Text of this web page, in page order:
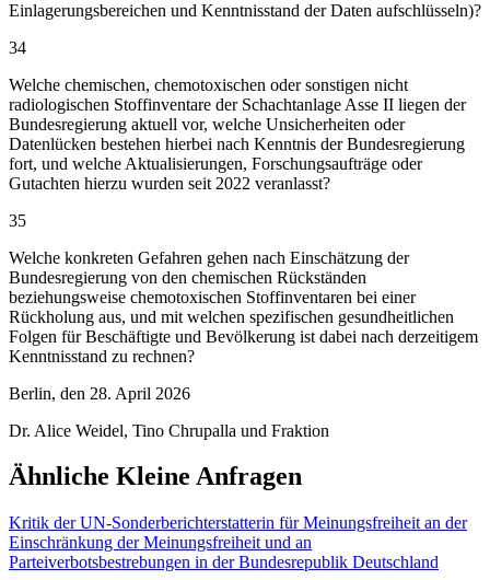
Einlagerungsbereichen und Kenntnisstand der Daten aufschlüsseln)?
34
Welche chemischen, chemotoxischen oder sonstigen nicht
radiologischen Stoffinventare der Schachtanlage Asse II liegen der
Bundesregierung aktuell vor, welche Unsicherheiten oder
Datenlücken bestehen hierbei nach Kenntnis der Bundesregierung
fort, und welche Aktualisierungen, Forschungsaufträge oder
Gutachten hierzu wurden seit 2022 veranlasst?
35
Welche konkreten Gefahren gehen nach Einschätzung der
Bundesregierung von den chemischen Rückständen
beziehungsweise chemotoxischen Stoffinventaren bei einer
Rückholung aus, und mit welchen spezifischen gesundheitlichen
Folgen für Beschäftigte und Bevölkerung ist dabei nach derzeitigem
Kenntnisstand zu rechnen?
Berlin, den 28. April 2026
Dr. Alice Weidel, Tino Chrupalla und Fraktion
Ähnliche Kleine Anfragen
Kritik der UN-Sonderberichterstatterin für Meinungsfreiheit an der
Einschränkung der Meinungsfreiheit und an
Parteiverbotsbestrebungen in der Bundesrepublik Deutschland